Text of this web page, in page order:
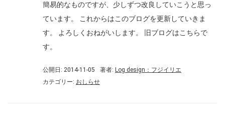
簡易的なものですが、少しずつ改良していこうと思っ
ています。 これからはこのブログを更新していきま
す。 よろしくおねがいします。 旧ブログはこちらで
す。
公開日: 2014-11-05 著者: Log design：フジイリエ
カテゴリー: おしらせ